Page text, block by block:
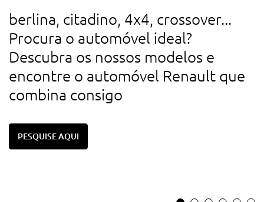
berlina, citadino, 4x4, crossover...
Procura o automóvel ideal?
Descubra os nossos modelos e
encontre o automóvel Renault que
combina consigo
PESQUISE AQUI